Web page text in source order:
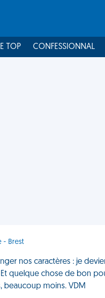
TOP CONFESSIONNAL
- Brest
nos caractères : je
quelque chose de bon
beaucoup moins. VDM